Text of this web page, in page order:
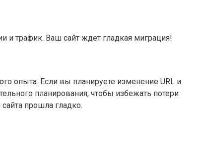
и трафик. Ваш сайт ждет гладкая миграция!
опыта. Если вы планируете изменение URL и
планирования, чтобы избежать потери
прошла гладко.